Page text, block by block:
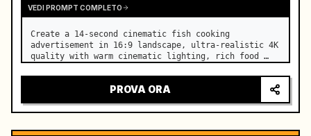
VEDI PROMPT COMPLETO
Create a 14-second cinematic fish cooking
advertisement in 16:9 landscape, ultra-realistic 4K
quality with warm cinematic lighting, rich food
PROVA ORA